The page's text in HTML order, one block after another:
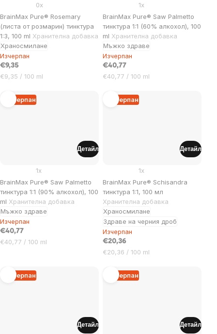
BrainMax Pure® Rosemary
(листа от розмарин) тинктура
1:3, 100 ml Хранителна добавка
Храносмилане
0x
Изчерпан
€9,35
Цена
мярка:
€9,35 / 100 ml
BrainMax Pure® Saw Palmetto
тинктура 1:1 (60% алкохол), 100
ml Хранителна добавка
Мъжко здраве
1x
Изчерпан
€40,77
Цена
мярка:
€40,77 / 100 ml
Изчерпан
BrainMax Pure® Saw Palmetto
тинктура 1:1 (90% алкохол), 100
ml Хранителна добавка
Мъжко здраве
1x
Изчерпан
€40,77
Цена
€40,77 / 100 ml
Детайл
Изчерпан
BrainMax Pure® Schisandra
тинктура 1:1, 100 мл
Хранителна добавка
Храносмилане
Здраве на черния дроб
1x
Изчерпан
€20,36
Цена
мярка:
€20,36 / 100 ml
Детайл
Изчерпан
Детайл
Изчерпан
Детайл